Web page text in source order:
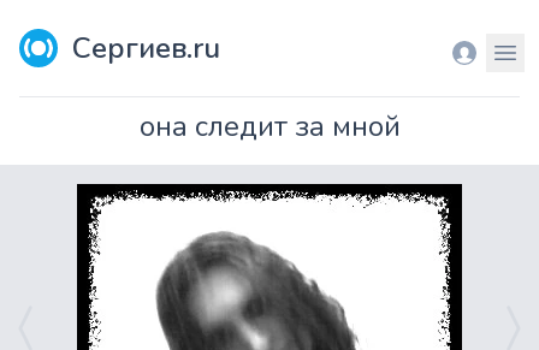
Сергиев.ru Вход
она следит за мной